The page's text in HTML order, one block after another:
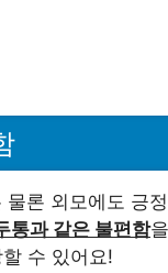
물론 외모에도 긍
통과 같은 불편함
수 있어요!